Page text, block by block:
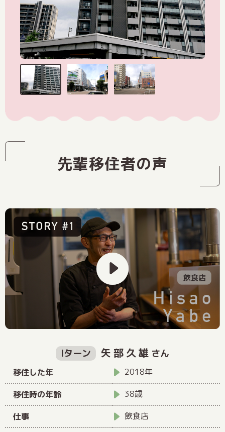
先輩移住者の声
Iターン 矢部久雄 さん
移住した年 2018年
移住時の年齢 38歳
仕事 飲食店